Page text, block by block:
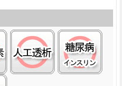
工肛門):○
在宅酸素:○ 人工透析:○ 糖
ン):○
ろう):△
ペースメーカ:○